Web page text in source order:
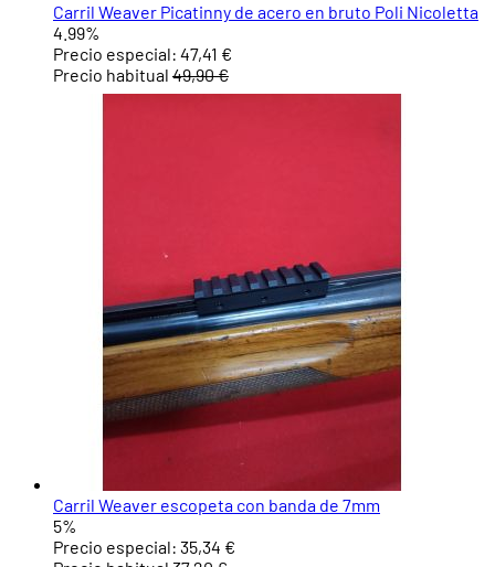
Carril Weaver Picatinny de acero en bruto Poli Nicoletta
4.99%
Precio especial: 47,41 €
Precio habitual 49,90 €
Carril Weaver escopeta con banda de 7mm
5%
Precio especial: 35,34 €